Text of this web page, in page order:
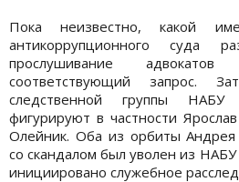
Пока неизвестно, какой
антикоррупционного суда
прослушивание
соответствующий запрос.
следственной группы
фигурируют в частности
Олейник. Оба из орбиты Андрея
со скандалом был уволен из
инициировано служебное